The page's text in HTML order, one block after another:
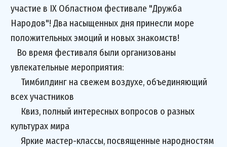
участие в IX Областном фестивале "Дружба
Народов"! Два насыщенных дня принесли море
положительных эмоций и новых знакомств!
Во время фестиваля были организованы
увлекательные мероприятия:
Тимбилдинг на свежем воздухе, объединяющий
всех участников
Квиз, полный интересных вопросов о разных
культурах мира
Яркие мастер-классы, посвященные народностям